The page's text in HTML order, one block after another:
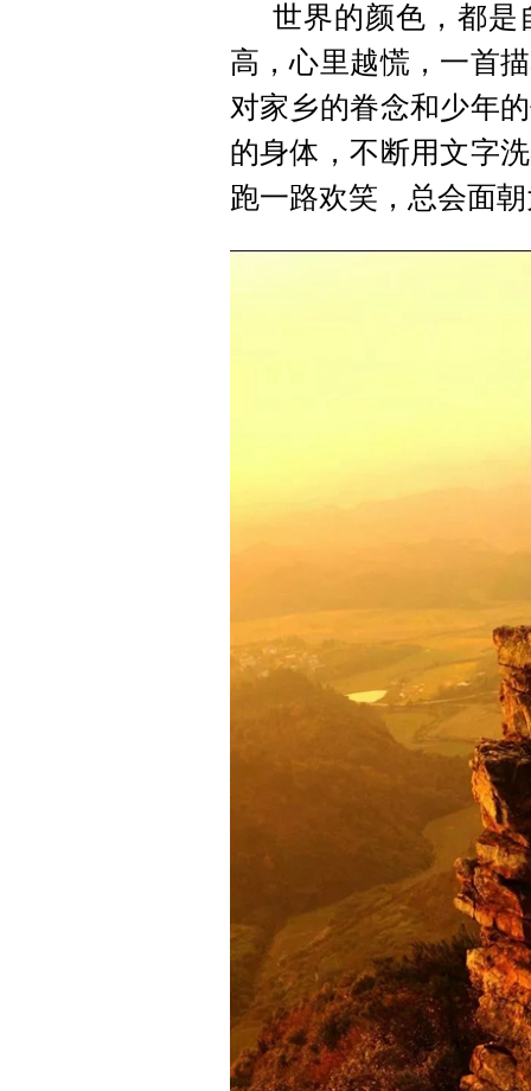
世界的颜色，都是
高，心里越慌，一首
对家乡的眷念和少年
的身体，不断用文字
跑一路欢笑，总会面